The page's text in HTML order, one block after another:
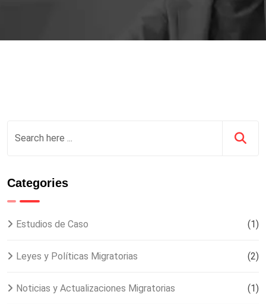
Categories
Estudios de Caso (1)
Leyes y Políticas Migratorias (2)
Noticias y Actualizaciones Migratorias (1)